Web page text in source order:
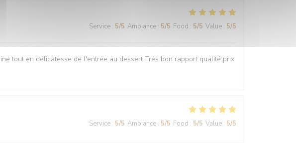
Service : 5/5 Ambiance : 5/5 Food : 5/5 Value : 5/5
tout en délicatesse de l'entrée au dessert Trés bon rapport qualité prix
Service : 5/5 Ambiance : 5/5 Food : 5/5 Value : 5/5